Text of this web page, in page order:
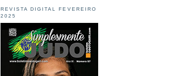
REVISTA DIGITAL FEVEREIRO
2025